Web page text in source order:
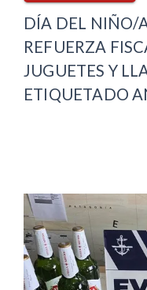
DÍA DEL NIÑO/
REFUERZA
JUGUETES Y
ETIQUETADO